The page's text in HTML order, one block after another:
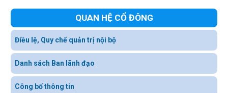
QUAN HỆ CỔ ĐÔNG
Điều lệ, Quy chế quản trị nội bộ
Danh sách Ban lãnh đạo
Công bố thông tin